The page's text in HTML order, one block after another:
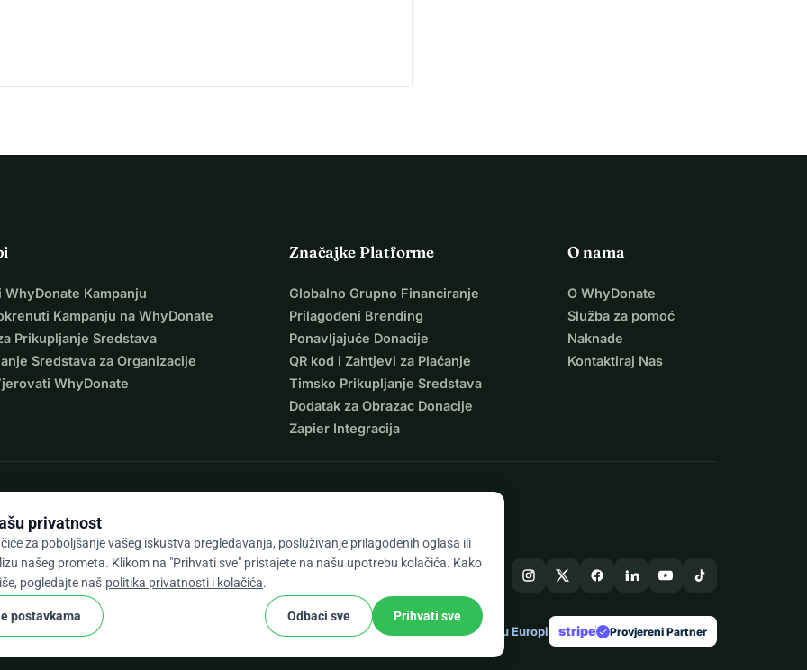
WhyDonate Kampanju
Kampanju na WhyDonate
Prikupljanje Sredstava
Sredstava za Organizacije
WhyDonate
Značajke Platforme
Globalno Grupno Financiranje
Prilagođeni Brending
Ponavljajuće Donacije
QR kod i Zahtjevi za Plaćanje
Timsko Prikupljanje Sredstava
Dodatak za Obrazac Donacije
Zapier Integracija
O nama
O WhyDonate
Služba za pomoć
Naknade
Kontaktiraj Nas
/ 5 na temelju 500+ recenzija
Postavke Kolačića Napravljeno u Europi stripe check Provjereni Partner
privatnost
za poboljšanje vašeg iskustva pregledavanja, posluživanje prilagođenih oglasa ili
našeg prometa. Klikom na "Prihvati sve" pristajete na našu upotrebu kolačića. Kako
pogledajte naš politika privatnosti i kolačića.
postavkama Odbaci sve Prihvati sve